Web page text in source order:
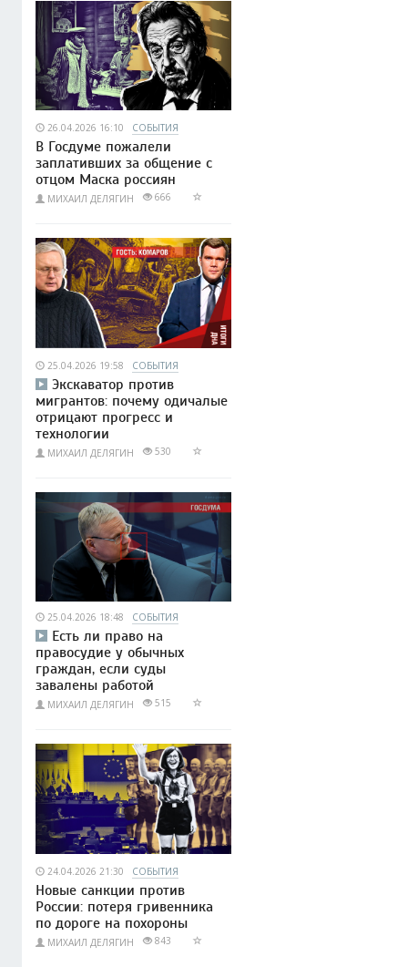
26.04.2026 16:10 СОБЫТИЯ
В Госдуме пожалели
заплативших за общение с
отцом Маска россиян
МИХАИЛ ДЕЛЯГИН 666
25.04.2026 19:58 СОБЫТИЯ
Экскаватор против
мигрантов: почему одичалые
отрицают прогресс и
технологии
МИХАИЛ ДЕЛЯГИН 530
25.04.2026 18:48 СОБЫТИЯ
Есть ли право на
правосудие у обычных
граждан, если суды
завалены работой
МИХАИЛ ДЕЛЯГИН 515
24.04.2026 21:30 СОБЫТИЯ
Новые санкции против
России: потеря гривенника
по дороге на похороны
МИХАИЛ ДЕЛЯГИН 843